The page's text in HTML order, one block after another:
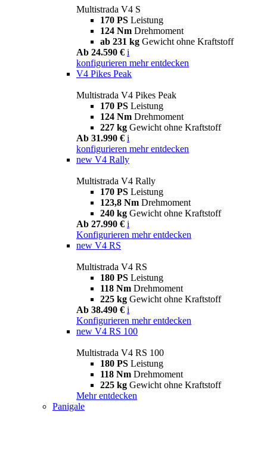
Multistrada V4 S
170 PS Leistung
124 Nm Drehmoment
ab 231 kg Gewicht ohne Kraftstoff
Ab 24.590 € i
konfigurieren mehr entdecken
V4 Pikes Peak
Multistrada V4 Pikes Peak
170 PS Leistung
124 Nm Drehmoment
227 kg Gewicht ohne Kraftstoff
Ab 31.990 € i
konfigurieren mehr entdecken
new V4 Rally
Multistrada V4 Rally
170 PS Leistung
123,8 Nm Drehmoment
240 kg Gewicht ohne Kraftstoff
Ab 27.990 € i
Konfigurieren mehr entdecken
new V4 RS
Multistrada V4 RS
180 PS Leistung
118 Nm Drehmoment
225 kg Gewicht ohne Kraftstoff
Ab 38.490 € i
Konfigurieren mehr entdecken
new V4 RS 100
Multistrada V4 RS 100
180 PS Leistung
118 Nm Drehmoment
225 kg Gewicht ohne Kraftstoff
Mehr entdecken
Panigale